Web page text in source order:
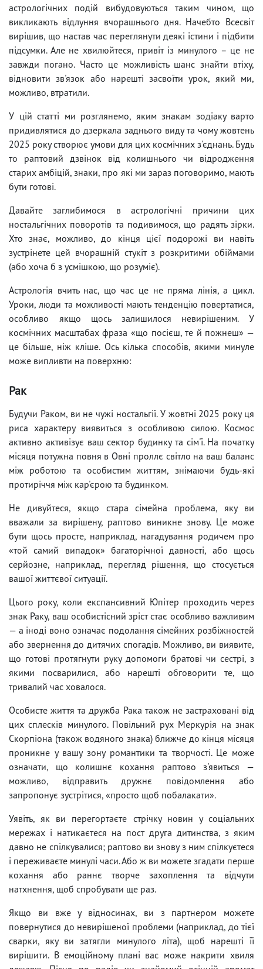
астрологічних подій вибудовуються таким чином, що
викликають відлуння вчорашнього дня. Начебто Всесвіт
вирішив, що настав час переглянути деякі істини і підбити
підсумки. Але не хвилюйтеся, привіт із минулого – це не
завжди погано. Часто це можливість шанс знайти втіху,
відновити зв'язок або нарешті засвоїти урок, який ми,
можливо, втратили.
У цій статті ми розглянемо, яким знакам зодіаку варто
придивлятися до дзеркала заднього виду та чому жовтень
2025 року створює умови для цих космічних з'єднань. Будь
то раптовий дзвінок від колишнього чи відродження
старих амбіцій, знаки, про які ми зараз поговоримо, мають
бути готові.
Давайте заглибимося в астрологічні причини цих
ностальгічних поворотів та подивимося, що радять зірки.
Хто знає, можливо, до кінця цієї подорожі ви навіть
зустрінете цей вчорашній стукіт з розкритими обіймами
(або хоча б з усмішкою, що розуміє).
Астрологія вчить нас, що час це не пряма лінія, а цикл.
Уроки, люди та можливості мають тенденцію повертатися,
особливо якщо щось залишилося невирішеним. У
космічних масштабах фраза «що посієш, те й пожнеш» —
це більше, ніж кліше. Ось кілька способів, якими минуле
може випливти на поверхню:
Рак
Будучи Раком, ви не чужі ностальгії. У жовтні 2025 року ця
риса характеру виявиться з особливою силою. Космос
активно активізує ваш сектор будинку та сім'ї. На початку
місяця потужна повня в Овні проллє світло на ваш баланс
між роботою та особистим життям, знімаючи будь-які
протиріччя між кар'єрою та будинком.
Не дивуйтеся, якщо стара сімейна проблема, яку ви
вважали за вирішену, раптово виникне знову. Це може
бути щось просте, наприклад, нагадування родичем про
«той самий випадок» багаторічної давності, або щось
серйозне, наприклад, перегляд рішення, що стосується
вашої життєвої ситуації.
Цього року, коли експансивний Юпітер проходить через
знак Раку, ваш особистісний зріст стає особливо важливим
— а іноді воно означає подолання сімейних розбіжностей
або звернення до дитячих спогадів. Можливо, ви виявите,
що готові протягнути руку допомоги братові чи сестрі, з
якими посварилися, або нарешті обговорити те, що
тривалий час ховалося.
Особисте життя та дружба Рака також не застраховані від
цих сплесків минулого. Повільний рух Меркурія на знак
Скорпіона (також водяного знака) ближче до кінця місяця
проникне у вашу зону романтики та творчості. Це може
означати, що колишнє кохання раптово з'явиться —
можливо, відправить дружнє повідомлення або
запропонує зустрітися, «просто щоб побалакати».
Уявіть, як ви перегортаєте стрічку новин у соціальних
мережах і натикаєтеся на пост друга дитинства, з яким
давно не спілкувалися; раптово ви знову з ним спілкуєтеся
і переживаєте минулі часи. Або ж ви можете згадати перше
кохання або раннє творче захоплення та відчути
натхнення, щоб спробувати ще раз.
Якщо ви вже у відносинах, ви з партнером можете
повернутися до невирішеної проблеми (наприклад, до тієї
сварки, яку ви затягли минулого літа), щоб нарешті її
вирішити. В емоційному плані вас може накрити хвиля